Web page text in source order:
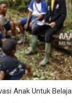
Anak Untuk